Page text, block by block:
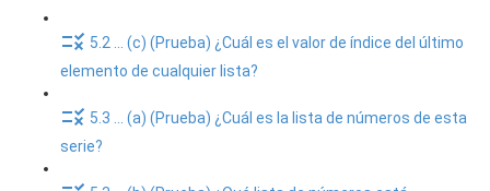
5.2 ... (c) (Prueba) ¿Cuál es el valor de índice del último
elemento de cualquier lista?
5.3 ... (a) (Prueba) ¿Cuál es la lista de números de esta
serie?